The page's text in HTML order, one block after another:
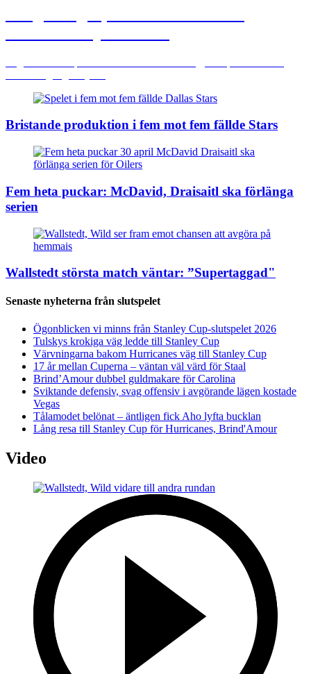
Bristande produktion i fem mot fem fällde Stars
Fem heta puckar: McDavid, Draisaitl ska förlänga
serien
Wallstedt största match väntar: ”Supertaggad"
Senaste nyheterna från slutspelet
Ögonblicken vi minns från Stanley Cup-slutspelet 2026
Tulskys krokiga väg ledde till Stanley Cup
Värvningarna bakom Hurricanes väg till Stanley Cup
17 år mellan Cuperna – väntan väl värd för Staal
Brind’Amour dubbel guldmakare för Carolina
Sviktande defensiv, svag offensiv i avgörande lägen kostade
Vegas
Tålamodet belönat – äntligen fick Aho lyfta bucklan
Lång resa till Stanley Cup för Hurricanes, Brind'Amour
Video